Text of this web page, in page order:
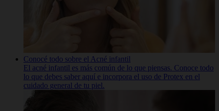
Conocé todo sobre el Acné infantil
El acné infantil es más común de lo que piensas. Conoce todo
lo que debes saber aquí e incorpora el uso de Protex en el
cuidado general de tu piel.